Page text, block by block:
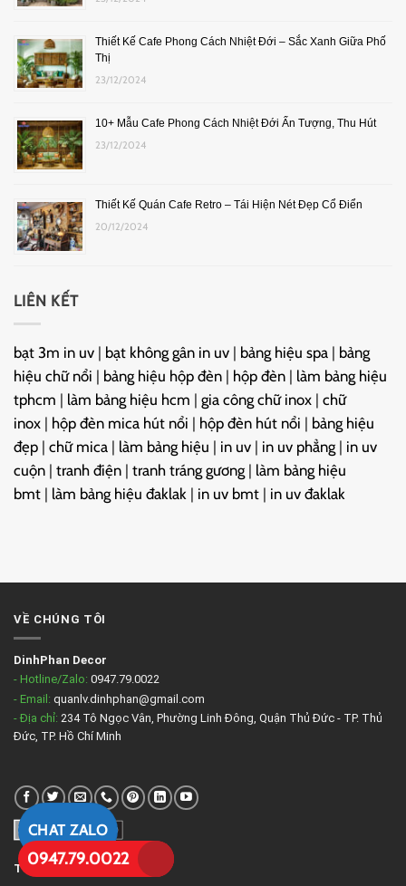
CHAT ZALO
0947.79.0022
Thiết Kế Cafe Phong Cách Nhiệt Đới – Sắc Xanh Giữa Phố
Thị
23/12/2024
10+ Mẫu Cafe Phong Cách Nhiệt Đới Ấn Tượng, Thu Hút
23/12/2024
Thiết Kế Quán Cafe Retro – Tái Hiện Nét Đẹp Cổ Điển
20/12/2024
LIÊN KẾT
bạt 3m in uv | bạt không gân in uv | bảng hiệu spa | bảng
hiệu chữ nổi | bảng hiệu hộp đèn | hộp đèn | làm bảng hiệu
tphcm | làm bảng hiệu hcm | gia công chữ inox | chữ
inox | hộp đèn mica hút nổi | hộp đèn hút nổi | bảng hiệu
đẹp | chữ mica | làm bảng hiệu | in uv | in uv phẳng | in uv
cuộn | tranh điện | tranh tráng gương | làm bảng hiệu
bmt | làm bảng hiệu đaklak | in uv bmt | in uv đaklak
VỀ CHÚNG TÔI
DinhPhan Decor
- Hotline/Zalo: 0947.79.0022
- Email: quanlv.dinhphan@gmail.com
- Địa chỉ: 234 Tô Ngọc Vân, Phường Linh Đông, Quận Thủ Đức - TP. Thủ
Đức, TP. Hồ Chí Minh
TIN TỨC MỚI